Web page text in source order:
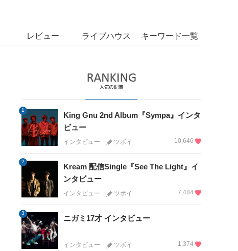
レビュー ライブハウス キーワード一覧
1
King Gnu 2nd Album『Sympa』インタ
ビュー
インタビュー ツボイ 10,646
2
Kream 配信Single『See The Light』イ
ンタビュー
インタビュー ツボイ 7,484
3
ニガミ17才 インタビュー
インタビュー ツボイ 1,374